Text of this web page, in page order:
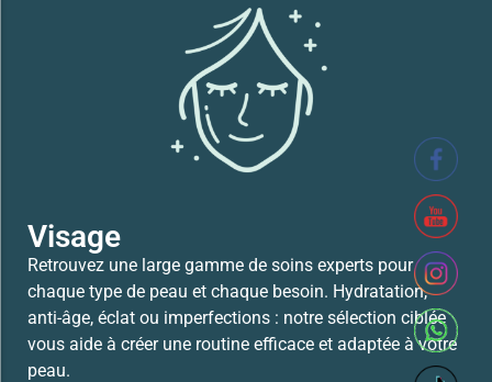
SVR XERIAL FISSURES ET CREVASSES
Visage
Retrouvez une large gamme de soins experts pour
chaque type de peau et chaque besoin. Hydratation,
anti-âge, éclat ou imperfections : notre sélection ciblée
vous aide à créer une routine efficace et adaptée à votre
peau.